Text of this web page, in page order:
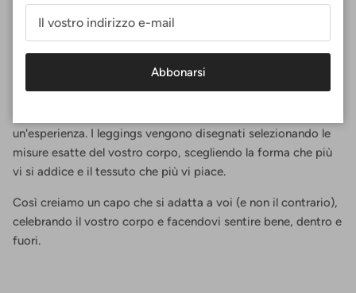
Perfettamente in forma
un'esperienza. I leggings vengono disegnati selezionando le
misure esatte del vostro corpo, scegliendo la forma che più
vi si addice e il tessuto che più vi piace.
Così creiamo un capo che si adatta a voi (e non il contrario),
celebrando il vostro corpo e facendovi sentire bene, dentro e
fuori.
Abbonarsi